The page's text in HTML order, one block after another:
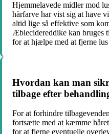
Hjemmelavede midler mod
hårfarve har vist sig at have
altid lige så effektive som
Æblecidereddike kan bruges
for at hjælpe med at fjerne
Hvordan kan man
tilbage efter
For at forhindre
fortsætte med at kæmme
for at fjerne eventuelle